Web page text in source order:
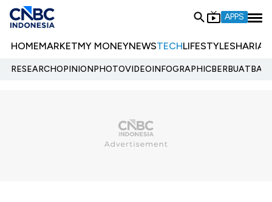
APPS
HOMEMARKETMY MONEYNEWSTECHLIFESTYLESHARIA
RESEARCHOPINIONPHOTOVIDEOINFOGRAPHIC